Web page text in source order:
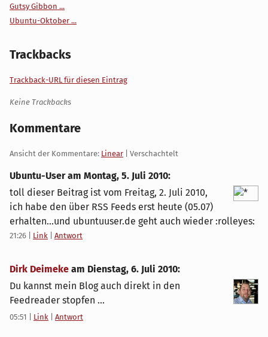
Gutsy Gibbon ...
Ubuntu-Oktober ...
Trackbacks
Trackback-URL für diesen Eintrag
Keine Trackbacks
Kommentare
Ansicht der Kommentare: Linear | Verschachtelt
Ubuntu-User am Montag, 5. Juli 2010:
toll dieser Beitrag ist vom Freitag, 2. Juli 2010,
ich habe den über RSS Feeds erst heute (05.07)
erhalten...und ubuntuuser.de geht auch wieder :rolleyes:
21:26 Link Antwort
Dirk Deimeke am Dienstag, 6. Juli 2010:
Du kannst mein Blog auch direkt in den
Feedreader stopfen ...
05:51 Link Antwort